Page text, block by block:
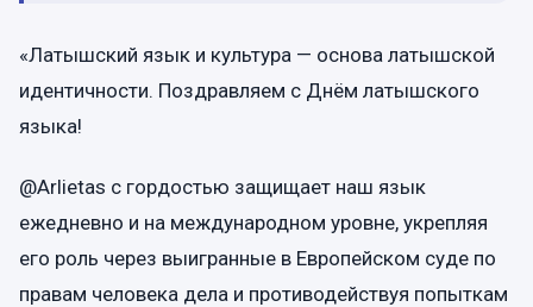
«Латышский язык и культура — основа латышской
идентичности. Поздравляем с Днём латышского
языка!
@Arlietas с гордостью защищает наш язык
ежедневно и на международном уровне, укрепляя
его роль через выигранные в Европейском суде по
правам человека дела и противодействуя попыткам